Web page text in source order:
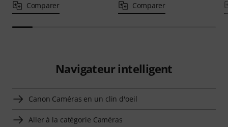
Comparer Comparer
Navigateur intelligent
Canon Caméras en un clin d'oeil
Aller à la catégorie Caméras